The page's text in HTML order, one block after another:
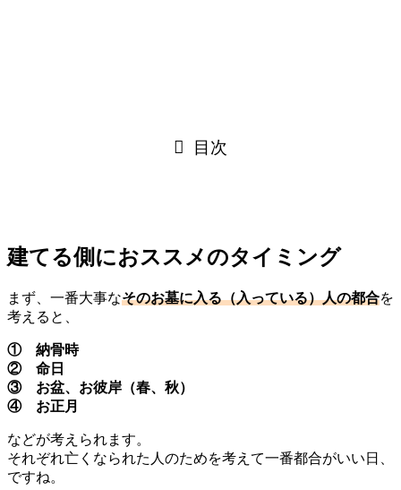
目次
建てる側におススメのタイミング
まず、一番大事なそのお墓に入る（入っている）人の都合を
考えると、
① 納骨時
② 命日
③ お盆、お彼岸（春、秋）
④ お正月
などが考えられます。
それぞれ亡くなられた人のためを考えて一番都合がいい日、
ですね。